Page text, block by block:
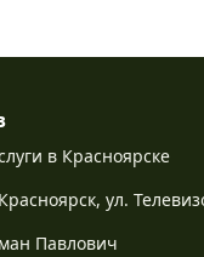
в Красноярске
ул.
Павлович